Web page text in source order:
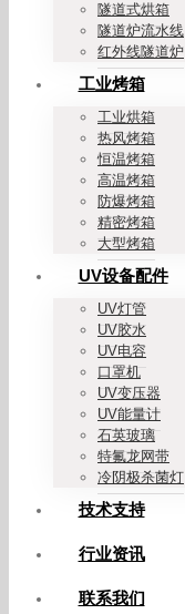
隧道式烘箱
隧道炉流水线
红外线隧道炉
工业烤箱
工业烘箱
热风烤箱
恒温烤箱
高温烤箱
防爆烤箱
精密烤箱
大型烤箱
UV设备配件
UV灯管
UV胶水
UV电容
口罩机
UV变压器
UV能量计
石英玻璃
特氟龙网带
冷阴极杀菌灯
技术支持
行业资讯
联系我们